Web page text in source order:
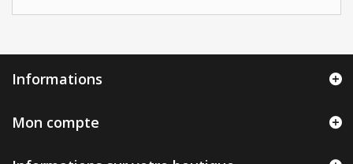
Informations
Mon compte